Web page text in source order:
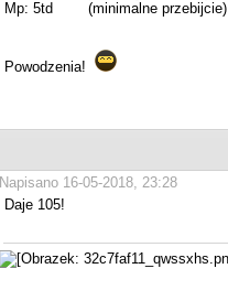
Mp: 5td (minimalne przebijcie)
Powodzenia!
Napisano 16-05-2018, 23:28
Daje 105!